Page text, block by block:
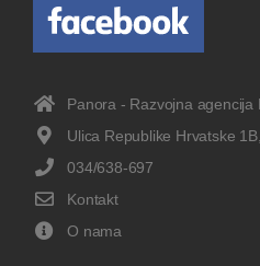
Panora - Razvojna
Ulica Republike Hrvatske
034/638-697
Kontakt
O nama